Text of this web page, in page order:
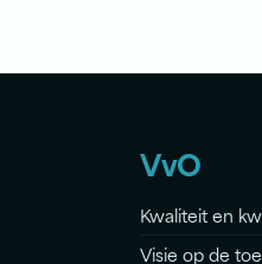
VvO
Kwaliteit en
Visie op de